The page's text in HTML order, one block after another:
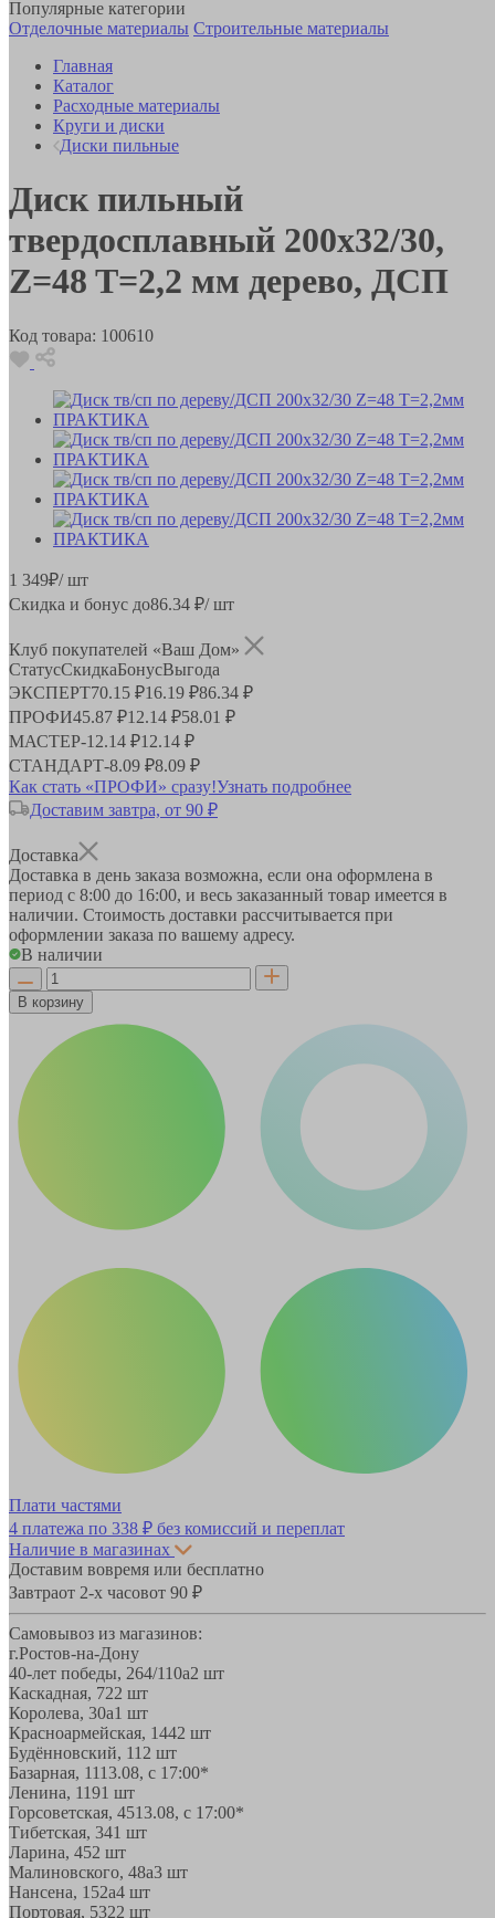
Популярные категории
Отделочные материалы Строительные материалы
Главная
Каталог
Расходные материалы
Круги и диски
Диски пильные
Диск пильный
твердосплавный 200х32/30,
Z=48 T=2,2 мм дерево, ДСП
Код товара: 100610
1 349₽/ шт
Скидка и бонус до86.34 ₽/ шт
Клуб покупателей «Ваш Дом»
СтатусСкидкаБонусВыгода
ЭКСПЕРТ70.15 ₽16.19 ₽86.34 ₽
ПРОФИ45.87 ₽12.14 ₽58.01 ₽
МАСТЕР-12.14 ₽12.14 ₽
СТАНДАРТ-8.09 ₽8.09 ₽
Как стать «ПРОФИ» сразу!Узнать подробнее
Доставим завтра, от 90 ₽
Доставка
Доставка в день заказа возможна, если она оформлена в
период с 8:00 до 16:00, и весь заказанный товар имеется в
наличии. Стоимость доставки рассчитывается при
оформлении заказа по вашему адресу.
В наличии
В корзину
Плати частями
4 платежа по 338 ₽ без комиссий и переплат
Наличие в магазинах
Доставим вовремя или бесплатно
Завтраот 2-х часовот 90 ₽
Самовывоз из магазинов:
г.Ростов-на-Дону
40-лет победы, 264/110а2 шт
Каскадная, 722 шт
Королева, 30а1 шт
Красноармейская, 1442 шт
Будённовский, 11 2 шт
Базарная, 1113.08, с 17:00*
Ленина, 1191 шт
Горсоветская, 4513.08, с 17:00*
Тибетская, 341 шт
Ларина, 452 шт
Малиновского, 48а3 шт
Нансена, 152а4 шт
Портовая, 5322 шт